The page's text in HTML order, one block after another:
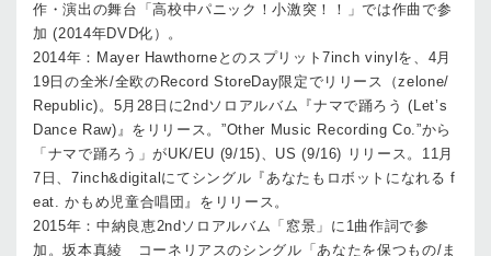
作・演出の舞台「高校中パニック！小激突！！」では作曲で参
加 (2014年DVD化）。
2014年：Mayer Hawthorneとのスプリット7inch vinylを、4月
19日の全米/全欧のRecord StoreDay限定でリリース（zelone/
Republic)。5月28日に2ndソロアルバム『ナマで踊ろう (Let’s
Dance Raw)』をリリース。”Other Music Recording Co.”から
「ナマで踊ろう」がUK/EU (9/15)、US (9/16) リリース。11月
7日、7inch&digitalにてシングル『あなたもロボットになれる f
eat. かもめ児童合唱団』をリリース。
2015年：中納良恵2ndソロアルバム「窓景」に1曲作詞で参
加。坂本真綾 コーネリアスのシングル「あなたを保つもの/ま